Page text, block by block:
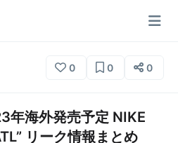
0 0 0
年海外発売予定 NIKE
リーク情報まとめ